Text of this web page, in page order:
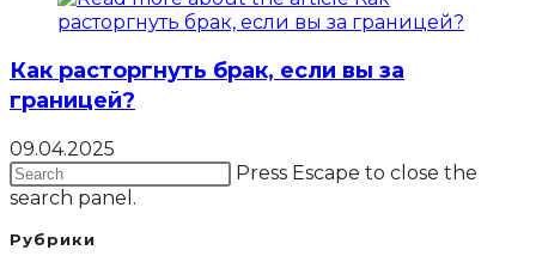
Как расторгнуть брак, если вы за
границей?
09.04.2025
Press Escape to close the
search panel.
Рубрики